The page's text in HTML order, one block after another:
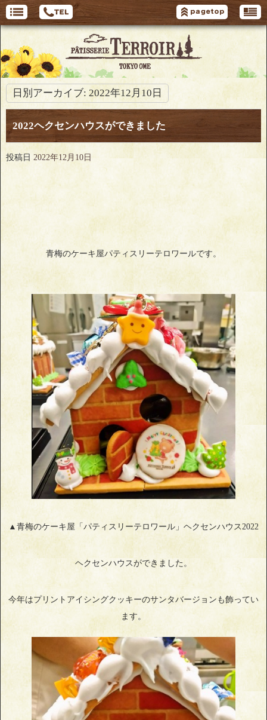
日別アーカイブ: 2022年12月10日
2022ヘクセンハウスができました
投稿日 2022年12月10日
青梅のケーキ屋パティスリーテロワールです。
▲青梅のケーキ屋「パティスリーテロワール」ヘクセンハウス2022
ヘクセンハウスができました。
今年はプリントアイシングクッキーのサンタバージョンも飾ってい
ます。